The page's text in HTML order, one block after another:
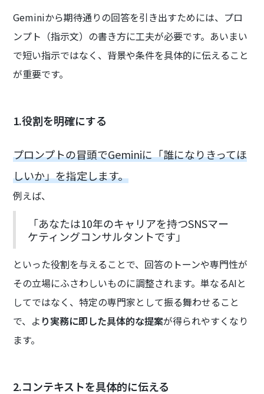
Geminiから期待通りの回答を引き出すためには、プロ
ンプト（指示文）の書き方に工夫が必要です。あいまい
で短い指示ではなく、背景や条件を具体的に伝えること
が重要です。
1.役割を明確にする
プロンプトの冒頭でGeminiに「誰になりきってほ
しいか」を指定します。
例えば、
「あなたは10年のキャリアを持つSNSマー
ケティングコンサルタントです」
といった役割を与えることで、回答のトーンや専門性が
その立場にふさわしいものに調整されます。単なるAIと
してではなく、特定の専門家として振る舞わせること
で、よ り実務に即した具体的な提案が得られやすくなり
ます。
2.コンテキストを具体的に伝える